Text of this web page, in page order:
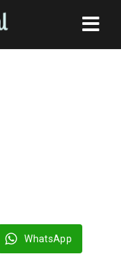
WhatsApp